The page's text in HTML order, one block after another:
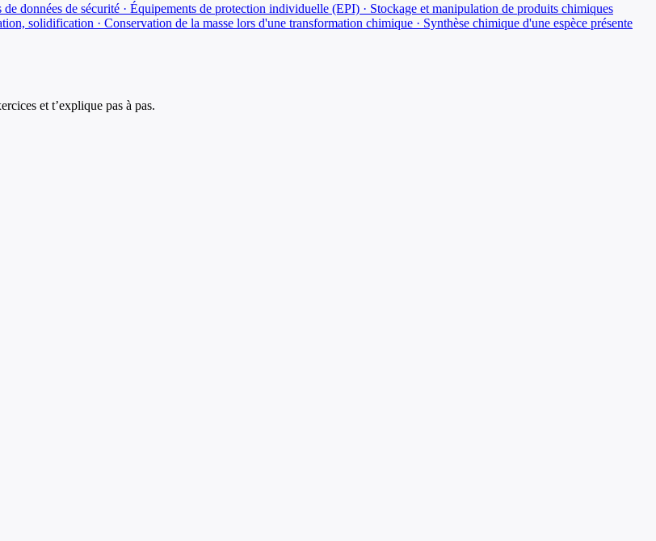
de données de sécurité · Équipements de protection individuelle (EPI) · Stockage et manipulation de produits chimiques
solidification · Conservation de la masse lors d'une transformation chimique · Synthèse chimique d'une espèce présente
et t’explique pas à pas.